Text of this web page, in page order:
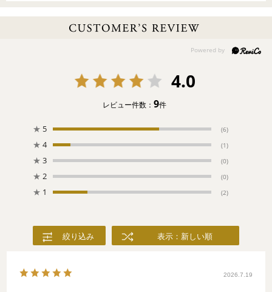
仕事終わりの？暑い日には？喉が渇いていたら？「とりあえずビ
つまみを集めました！赤ちょうちんに誘われて、一杯飲んで行か
4.0
レビュー件数： 9件
★ 5 (6)
★ 4 (1)
★ 3 (0)
★ 2 (0)
★ 1 (2)
絞り込み 表示：新しい順
2026.7.19